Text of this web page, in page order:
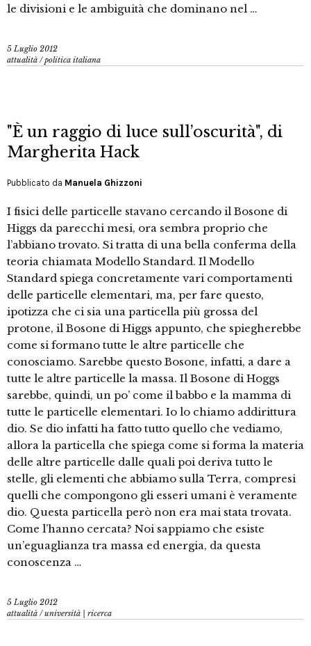
le divisioni e le ambiguità che dominano nel …
5 Luglio 2012
attualità /politica italiana
"È un raggio di luce sull’oscurità", di
Margherita Hack
Pubblicato da Manuela Ghizzoni
I fisici delle particelle stavano cercando il Bosone di
Higgs da parecchi mesi, ora sembra proprio che
l’abbiano trovato. Si tratta di una bella conferma della
teoria chiamata Modello Standard. Il Modello
Standard spiega concretamente vari comportamenti
delle particelle elementari, ma, per fare questo,
ipotizza che ci sia una particella più grossa del
protone, il Bosone di Higgs appunto, che spiegherebbe
come si formano tutte le altre particelle che
conosciamo. Sarebbe questo Bosone, infatti, a dare a
tutte le altre particelle la massa. Il Bosone di Hoggs
sarebbe, quindi, un po’ come il babbo e la mamma di
tutte le particelle elementari. Io lo chiamo addirittura
dio. Se dio infatti ha fatto tutto quello che vediamo,
allora la particella che spiega come si forma la materia
delle altre particelle dalle quali poi deriva tutto le
stelle, gli elementi che abbiamo sulla Terra, compresi
quelli che compongono gli esseri umani è veramente
dio. Questa particella però non era mai stata trovata.
Come l’hanno cercata? Noi sappiamo che esiste
un’eguaglianza tra massa ed energia, da questa
conoscenza …
5 Luglio 2012
attualità /università | ricerca